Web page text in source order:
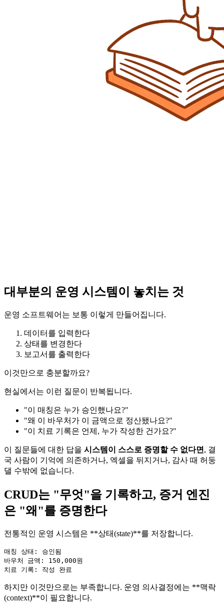
대부분의 운영 시스템이 놓치는 것
운영 소프트웨어는 보통 이렇게 만들어집니다.
데이터를 입력한다
상태를 변경한다
보고서를 출력한다
이것만으로 충분할까요?
현실에서는 이런 질문이 반복됩니다.
"이 매칭은 누가 승인했나요?"
"왜 이 바우처가 이 금액으로 정산됐나요?"
"이 치료 기록은 언제, 누가 작성한 건가요?"
이 질문들에 대한 답을 시스템이 스스로 증명할 수 없다면 , 결
국 사람이 기억에 의존하거나, 엑셀을 뒤지거나, 감사 때 허둥
댈 수밖에 없습니다.
CRUD는 "무엇"을 기록하고, 증거 엔진
은 "왜"를 증명한다
전통적인 운영 시스템은 **상태(state)**를 저장합니다.
매칭 상태: 승인됨
바우처 금액: 150,000원
하지만 이것만으로는 부족합니다. 운영 의사결정에는 **맥락
(context)**이 필요합니다.